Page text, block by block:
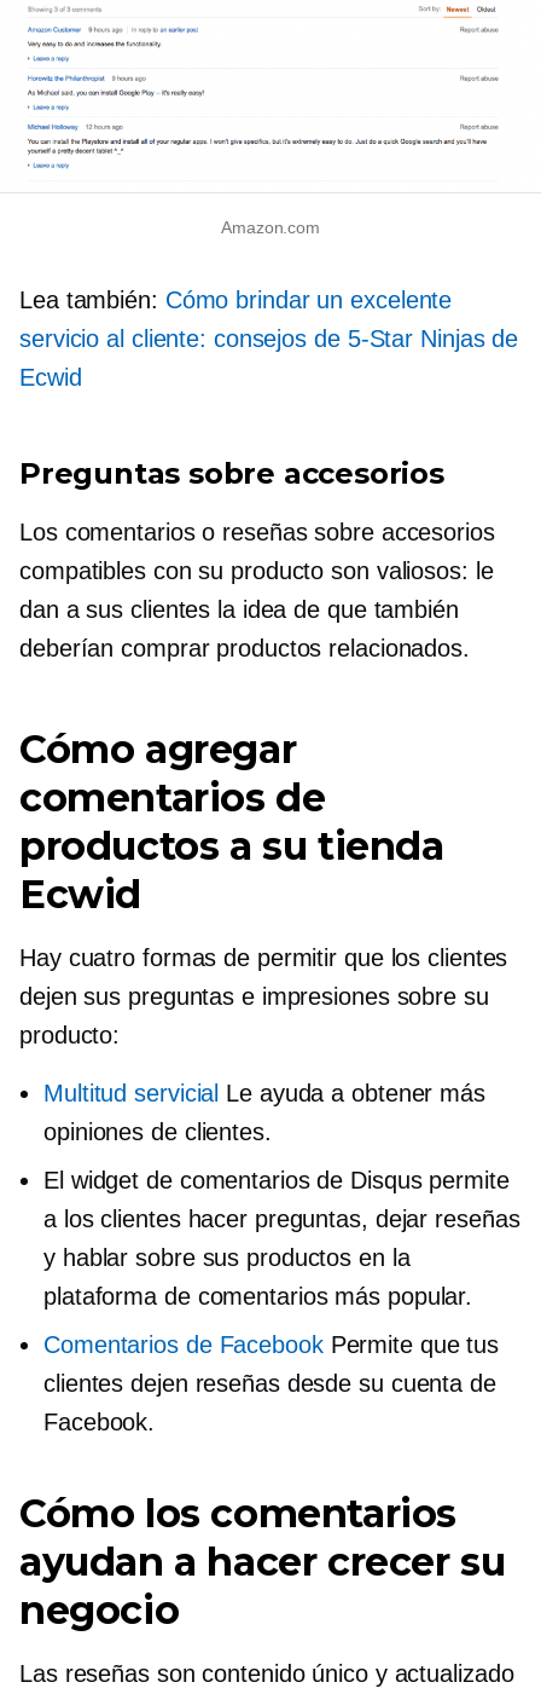
Amazon.com
Lea también: Cómo brindar un excelente
servicio al cliente: consejos de 5-Star Ninjas de
Ecwid
Preguntas sobre accesorios
Los comentarios o reseñas sobre accesorios
compatibles con su producto son valiosos: le
dan a sus clientes la idea de que también
deberían comprar productos relacionados.
Cómo agregar
comentarios de
productos a su tienda
Ecwid
Hay cuatro formas de permitir que los clientes
dejen sus preguntas e impresiones sobre su
producto:
Multitud servicial Le ayuda a obtener más
opiniones de clientes.
El widget de comentarios de Disqus permite
a los clientes hacer preguntas, dejar reseñas
y hablar sobre sus productos en la
plataforma de comentarios más popular.
Comentarios de FacebookPermite que tus
clientes dejen reseñas desde su cuenta de
Facebook.
Cómo los comentarios
ayudan a hacer crecer su
negocio
Las reseñas son contenido único y actualizado